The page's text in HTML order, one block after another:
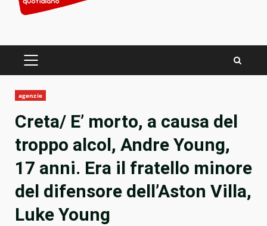
PRIMARY
agenzie
Creta/ E’ morto, a causa del
troppo alcol, Andre Young,
17 anni. Era il fratello minore
del difensore dell’Aston Villa,
Luke Young